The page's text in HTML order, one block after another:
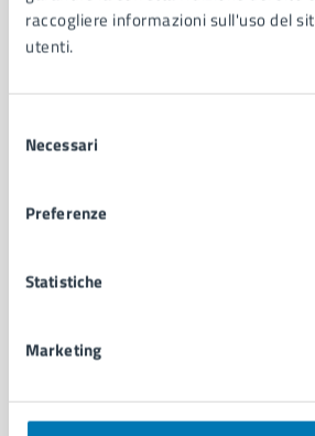
raccogliere informazioni sull'uso del
utenti.
delNecessari
Preferenze
Statistiche
Marketing
AMMINISTRAZIONE
Aree amministrative
Uffici
Personale amministrativo
Intranet, posta aziendale e protocollo
CATEGORIE DI SERVIZIO